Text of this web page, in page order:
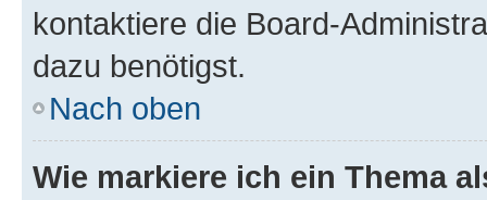
kontaktiere die Board-
dazu benötigst.
Nach oben
Wie markiere ich ein Thema